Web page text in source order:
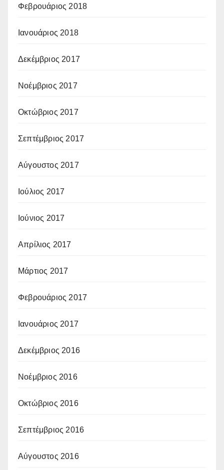
Φεβρουάριος 2018
Ιανουάριος 2018
Δεκέμβριος 2017
Νοέμβριος 2017
Οκτώβριος 2017
Σεπτέμβριος 2017
Αύγουστος 2017
Ιούλιος 2017
Ιούνιος 2017
Απρίλιος 2017
Μάρτιος 2017
Φεβρουάριος 2017
Ιανουάριος 2017
Δεκέμβριος 2016
Νοέμβριος 2016
Οκτώβριος 2016
Σεπτέμβριος 2016
Αύγουστος 2016